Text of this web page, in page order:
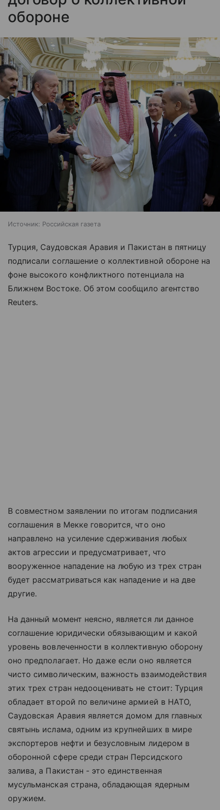
обороне
Источник: Российская газета
Турция, Саудовская Аравия и Пакистан в пятницу
подписали соглашение о коллективной обороне на
фоне высокого конфликтного потенциала на
Ближнем Востоке. Об этом сообщило агентство
Reuters.
В совместном заявлении по итогам подписания
соглашения в Мекке говорится, что оно
направлено на усиление сдерживания любых
актов агрессии и предусматривает, что
вооруженное нападение на любую из трех стран
будет рассматриваться как нападение и на две
другие.
На данный момент неясно, является ли данное
соглашение юридически обязывающим и какой
уровень вовлеченности в коллективную оборону
оно предполагает. Но даже если оно является
чисто символическим, важность взаимодействия
этих трех стран недооценивать не стоит: Турция
обладает второй по величине армией в НАТО,
Саудовская Аравия является домом для главных
святынь ислама, одним из крупнейших в мире
экспортеров нефти и безусловным лидером в
оборонной сфере среди стран Персидского
залива, а Пакистан - это единственная
мусульманская страна, обладающая ядерным
оружием.